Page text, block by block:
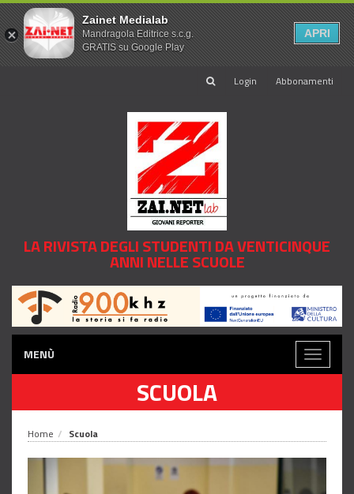
Login Abbonamenti
LA RIVISTA DEGLI STUDENTI DA VENTICINQUE
ANNI NELLE SCUOLE
MENÙ
Toggle
SCUOLA
Home Scuola
Zainet Medialab
Mandragola Editrice s.c.g.
GRATIS su Google Play
APRI